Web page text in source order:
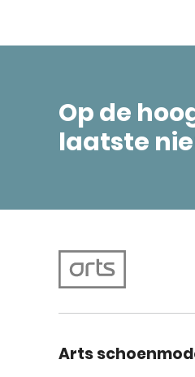
Op de
laatste
Arts